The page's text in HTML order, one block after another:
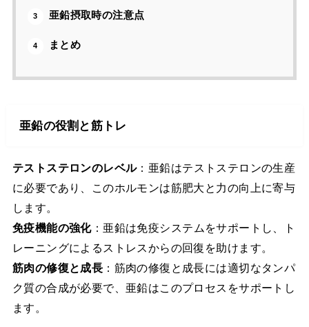
3 亜鉛摂取時の注意点
4 まとめ
亜鉛の役割と筋トレ
テストステロンのレベル：亜鉛はテストステロンの生産
に必要であり、このホルモンは筋肥大と力の向上に寄与
します。
免疫機能の強化：亜鉛は免疫システムをサポートし、ト
レーニングによるストレスからの回復を助けます。
筋肉の修復と成長 ：筋肉の修復と成長には適切なタンパ
ク質の合成が必要で、亜鉛はこのプロセスをサポートし
ます。